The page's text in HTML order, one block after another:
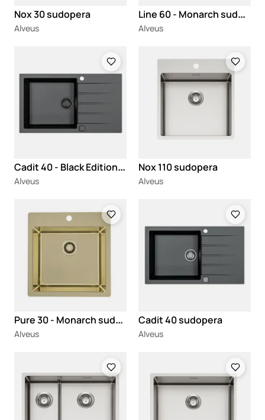
Nox 30 sudopera
Alveus
L
ine 60 - Monarch sudopera
Alveus
C
adit 40 - Black Edition sudopera
Alveus
Nox 110 sudopera
Alveus
P
ure 30 - Monarch sudopera
Alveus
Cadit 40 sudopera
Alveus